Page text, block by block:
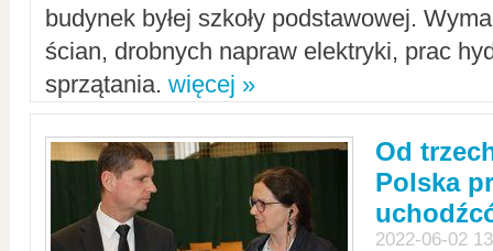
budynek byłej szkoły podstawowej.
ścian, drobnych napraw elektryki, prac
sprzątania. więcej »
Od
Polska
2022-06-02